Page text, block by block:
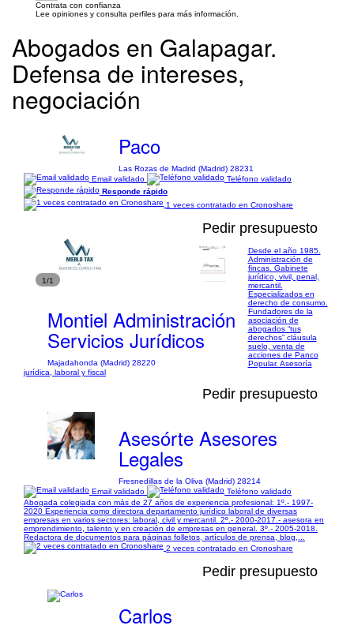
Contrata con confianza
Lee opiniones y consulta perfiles para más información.
Abogados en Galapagar.
Defensa de intereses,
negociación
Paco
Las Rozas de Madrid (Madrid) 28231
Email validado
Teléfono validado
Responde rápido
1 veces contratado en Cronoshare
1/1
Pedir presupuesto
Montiel Administración
Servicios Jurídicos
Majadahonda (Madrid) 28220
Desde el año 1985.
Administración de
fincas. Gabinete
jurídico, vivil, penal,
mercantil.
Especializados en
derecho de consumo.
Fundadores de la
asociación de
abogados “tus
derechos” cláusula
suelo, venta de
acciones de Panco
Popular. Asesoría
jurídica, laboral y fiscal
Pedir presupuesto
Asesórte Asesores
Legales
Fresnedillas de la Oliva (Madrid) 28214
Email validado
Teléfono validado
Abogada colegiada con más de 27 años de experiencia profesional: 1º.- 1997-
2020 Experiencia como directora departamento jurídico laboral de diversas
empresas en varios sectores: laboral, civil y mercantil. 2º.- 2000-2017.- asesora en
emprendimiento, talento y en creación de empresas en general. 3º.- 2005-2018.
Redactora de documentos para páginas folletos, artículos de prensa, blog,...
2 veces contratado en Cronoshare
Pedir presupuesto
Carlos